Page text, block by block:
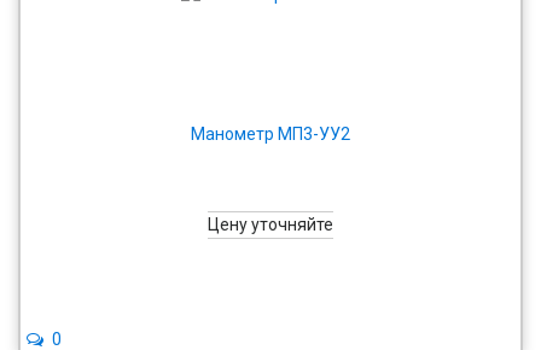
Манометр МП3-УУ2
Цену уточняйте
0